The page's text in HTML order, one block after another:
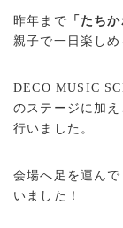
昨年まで 「たち
親子で一日楽しめ
DECO MUSIC
のステージに加
行いました。
会場へ足を運ん
いました！